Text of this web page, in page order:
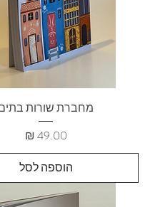
מחברת שורות
מחיר
הוספה לסל